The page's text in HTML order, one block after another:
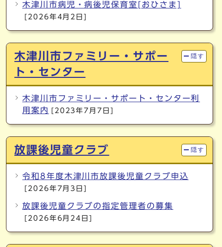
木津川市病児・病後児保育室[おひさま]
[2026年4月2日]
木津川市ファミリー・サポー
ト・センター
隠す
木津川市ファミリー・サポート・センター利
用案内
[2023年7月7日]
放課後児童クラブ 隠す
令和8年度木津川市放課後児童クラブ申込
[2026年7月3日]
放課後児童クラブの指定管理者の募集
[2026年6月24日]